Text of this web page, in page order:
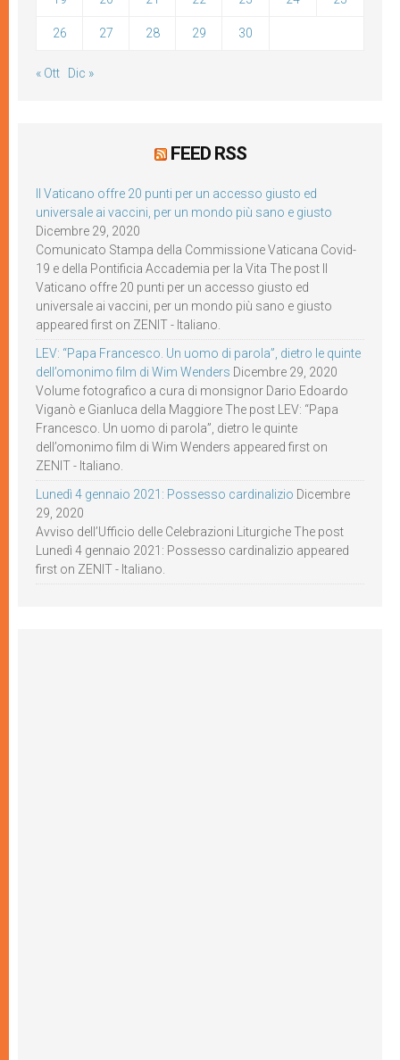
26 27 28 29 30
« Ott Dic »
FEED RSS
Il Vaticano offre 20 punti per un accesso giusto ed
universale ai vaccini, per un mondo più sano e giusto
Dicembre 29, 2020
Comunicato Stampa della Commissione Vaticana Covid-
19 e della Pontificia Accademia per la Vita The post Il
Vaticano offre 20 punti per un accesso giusto ed
universale ai vaccini, per un mondo più sano e giusto
appeared first on ZENIT - Italiano.
LEV: “Papa Francesco. Un uomo di parola”, dietro le quinte
dell’omonimo film di Wim Wenders Dicembre 29, 2020
Volume fotografico a cura di monsignor Dario Edoardo
Viganò e Gianluca della Maggiore The post LEV: “Papa
Francesco. Un uomo di parola”, dietro le quinte
dell’omonimo film di Wim Wenders appeared first on
ZENIT - Italiano.
Lunedì 4 gennaio 2021: Possesso cardinalizio Dicembre
29, 2020
Avviso dell’Ufficio delle Celebrazioni Liturgiche The post
Lunedì 4 gennaio 2021: Possesso cardinalizio appeared
first on ZENIT - Italiano.